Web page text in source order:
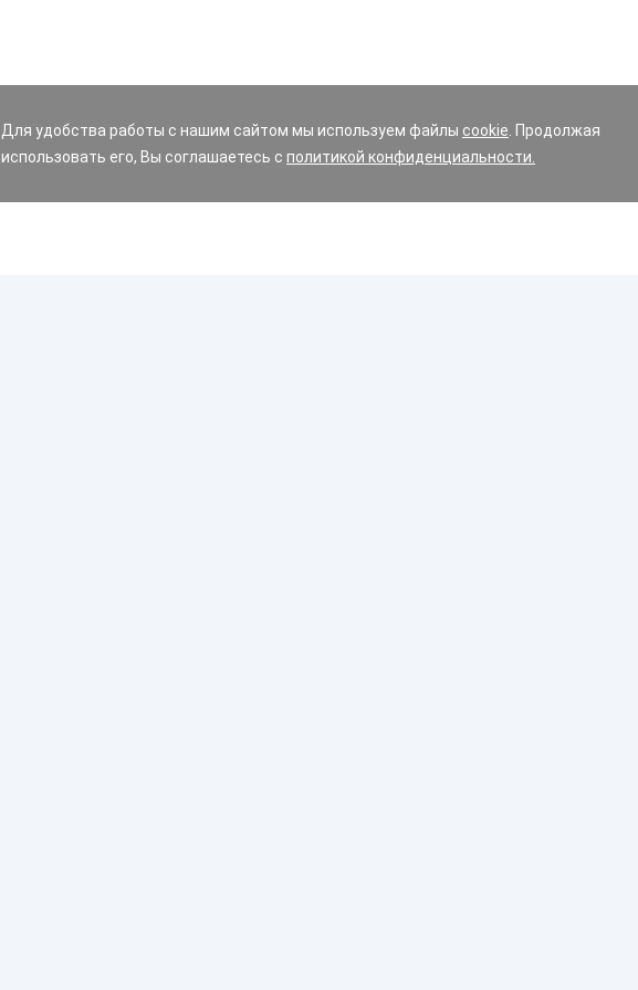
Для удобства работы с нашим сайтом мы используем файлы cookie . Продолжая
использовать его, Вы соглашаетесь с политикой конфиденциальности.